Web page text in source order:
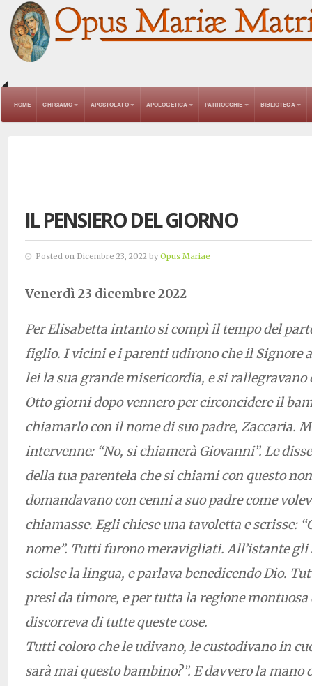
HOME CHI SIAMO APOSTOLATO APOLOGETICA PARROCCHIE BIBLIOTECA
IL PENSIERO DEL GIORNO
Posted on Dicembre 23, 2022 by Opus Mariae
Venerdì 23 dicembre 2022
Per Elisabetta intanto si compì il tempo del
figlio. I vicini e i parenti udirono che il Signore
lei la sua grande misericordia, e si rallegravano
Otto giorni dopo vennero per circoncidere il
chiamarlo con il nome di suo padre, Zaccaria.
intervenne: “No, si chiamerà Giovanni”. Le
della tua parentela che si chiami con questo
domandavano con cenni a suo padre come
chiamasse. Egli chiese una tavoletta e scrisse:
nome”. Tutti furono meravigliati. All’istante gli
sciolse la lingua, e parlava benedicendo Dio.
presi da timore, e per tutta la regione montuosa
discorreva di tutte queste cose.
Tutti coloro che le udivano, le custodivano in
sarà mai questo bambino?”. E davvero la mano